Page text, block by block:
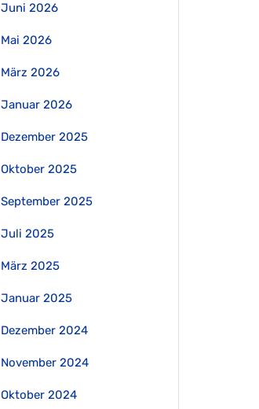
Juni 2026
Mai 2026
März 2026
Januar 2026
Dezember 2025
Oktober 2025
September 2025
Juli 2025
März 2025
Januar 2025
Dezember 2024
November 2024
Oktober 2024